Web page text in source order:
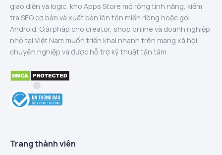
giao diện và logic, kho Apps Store mở rộng tính năng, kiểm
tra SEO cơ bản và xuất bản lên tên miền riêng hoặc gói
Android. Giải pháp cho creator, shop online và doanh nghiệp
nhỏ tại Việt Nam muốn triển khai nhanh trên mạng xã hội,
chuyên nghiệp và được hỗ trợ kỹ thuật tận tâm.
Trang thành viên